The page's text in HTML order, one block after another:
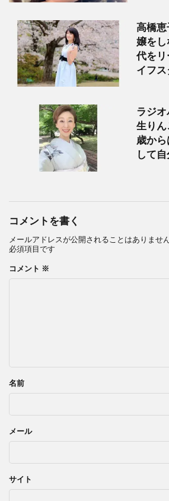
高橋恵
嬢を
代をリ
イフ
ラジ
生りん
歳か
して自
コメントを書く
メールアドレスが公開されることはありません
必須項目です
コメント ※
名前
メール
サイト